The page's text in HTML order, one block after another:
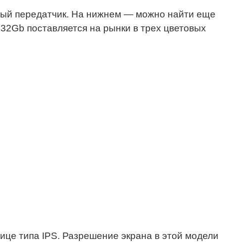
передатчик. На нижнем — можно найти еще
поставляется на рынки в трех цветовых
типа IPS. Разрешение экрана в этой модели